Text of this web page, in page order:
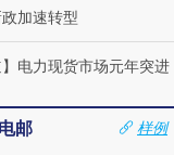
加速转型
】电力现货市场元年突进
邮
样例